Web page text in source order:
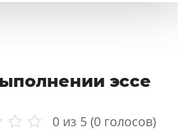
эссе
0 из 5 (0 голосов)